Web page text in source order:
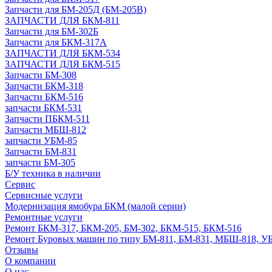
Запчасти для БМ-205Д (БМ-205В)
ЗАПЧАСТИ ДЛЯ БКМ-811
Запчасти для БМ-302Б
Запчасти для БКМ-317А
ЗАПЧАСТИ ДЛЯ БКМ-534
ЗАПЧАСТИ ДЛЯ БКМ-515
Запчасти БМ-308
Запчасти БКМ-318
Запчасти БКМ-516
запчасти БКМ-531
Запчасти ПБКМ-511
Запчасти МБШ-812
запчасти УБМ-85
Запчасти БМ-831
запчасти БМ-305
Б/У техника в наличии
Сервис
Сервисные услуги
Модернизация ямобура БКМ (малой серии)
Ремонтные услуги
Ремонт БКМ-317, БКМ-205, БМ-302, БКМ-515, БКМ-516
Ремонт Буровых машин по типу БМ-811, БМ-831, МБШ-818,
Отзывы
О компании